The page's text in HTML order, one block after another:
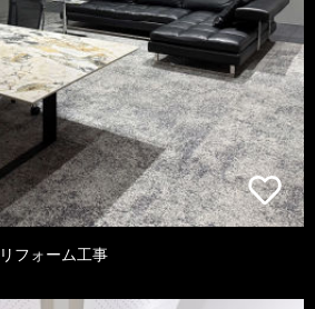
フォーム工事